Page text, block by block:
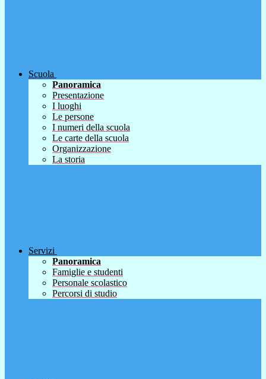
Scuola
Panoramica
Presentazione
I luoghi
Le persone
I numeri della scuola
Le carte della scuola
Organizzazione
La storia
Servizi
Panoramica
Famiglie e studenti
Personale scolastico
Percorsi di studio